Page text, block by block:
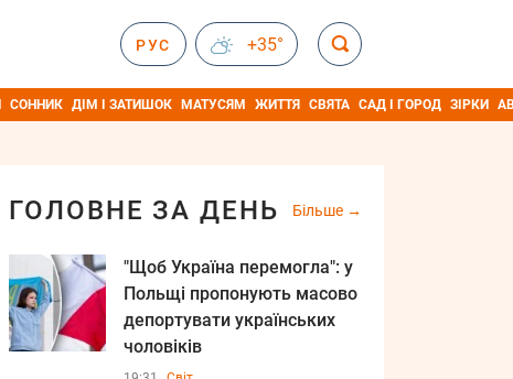
РУС +35°
СОННИК ДІМ І ЗАТИШОК МАТУСЯМ ЖИТТЯ СВЯТА САД І ГОРОД ЗІРКИ
ГОЛОВНЕ ЗА ДЕНЬ Більше
"Щоб Україна перемогла": у
Польщі пропонують масово
депортувати українських
чоловіків